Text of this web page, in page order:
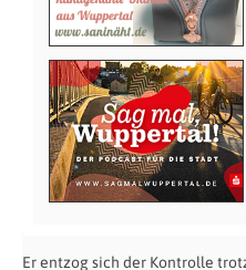
Er entzog sich der Kontrolle